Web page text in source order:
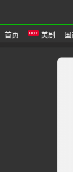
首页 美剧